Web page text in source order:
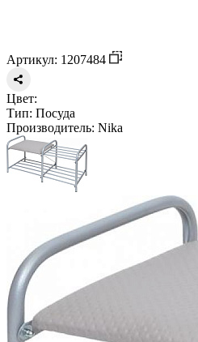
Артикул: 1207484
Цвет:
Тип: Посуда
Производитель: Nika